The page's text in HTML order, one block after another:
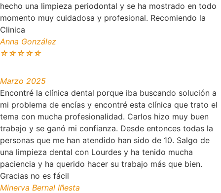
hecho una limpieza periodontal y se ha mostrado en todo
momento muy cuidadosa y profesional. Recomiendo la
Clinica
Anna González
☆☆☆☆☆
Marzo 2025
Encontré la clínica dental porque iba buscando solución a
mi problema de encías y encontré esta clínica que trato el
tema con mucha profesionalidad. Carlos hizo muy buen
trabajo y se ganó mi confianza. Desde entonces todas la
personas que me han atendido han sido de 10. Salgo de
una limpieza dental con Lourdes y ha tenido mucha
paciencia y ha querido hacer su trabajo más que bien.
Gracias no es fácil
Minerva Bernal Iñesta